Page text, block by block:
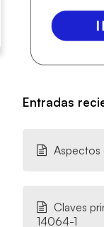
Entradas
Aspectos
Claves
14064-1